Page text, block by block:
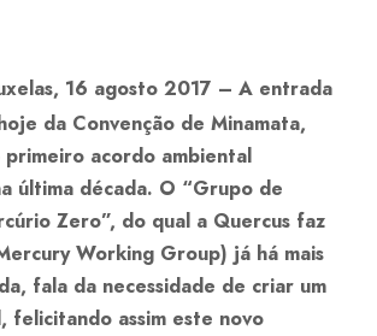
16 agosto 2017 – A entrada
da Convenção de Minamata,
acordo ambiental
última década. O “Grupo de
Zero”, do qual a Quercus faz
Working Group) já há mais
fala da necessidade de criar um
felicitando assim este novo